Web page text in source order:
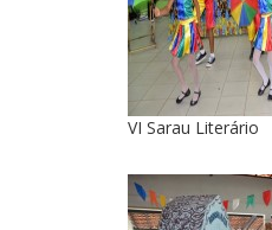
VI Sarau Literário